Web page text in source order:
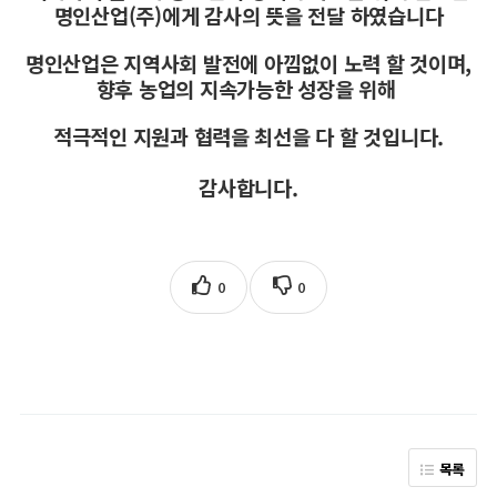
명인산업(주)에게 감사의 뜻을 전달 하였습니다
명인산업은 지역사회 발전에 아낌없이 노력 할 것이며,
향후 농업의 지속가능한 성장을 위해
적극적인 지원과 협력을 최선을 다 할 것입니다.
감사합니다.
0 0
목록